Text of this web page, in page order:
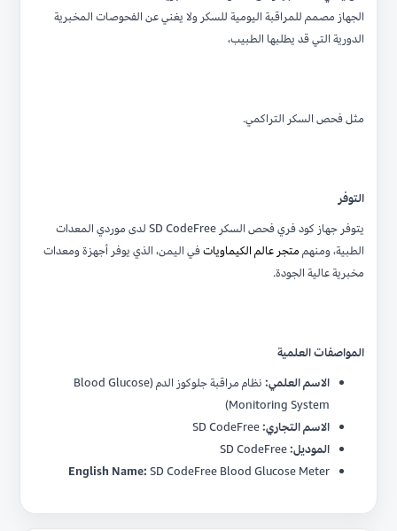
الجهاز مصمم للمراقبة اليومية للسكر ولا يغني عن الفحوصات المخبرية
الدورية التي قد يطلبها الطبيب،
مثل فحص السكر التراكمي.
التوفر
يتوفر جهاز كود فري فحص السكر SD CodeFree لدى موردي المعدات
الطبية، ومنهم متجر عالم الكيماوياتفي اليمن، الذي يوفر أجهزة ومعدات
مخبرية عالية الجودة.
المواصفات العلمية
الاسم العلمي:
نظام مراقبة جلوكوز الدم (Blood Glucose
Monitoring System)
الاسم التجاري:
الموديل:
English Name: SD CodeFree Blood Glucose Meter